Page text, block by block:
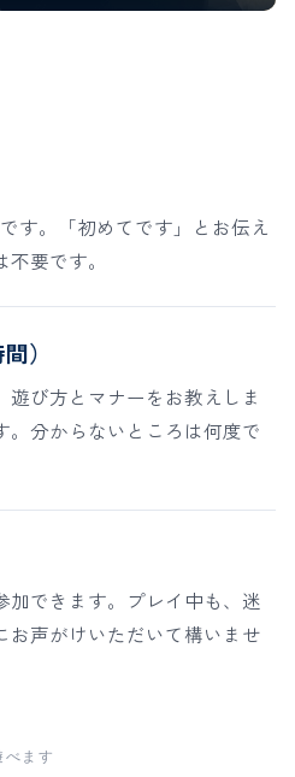
す。「初めてです」とお伝え
要です。
）
遊び方とマナーをお教えしま
。分からないところは何度で
加できます。プレイ中も、迷
お声がけいただいて構いませ
ます